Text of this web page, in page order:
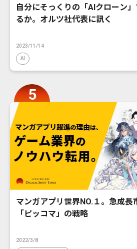
自分にそっくりの「AIクローン
るか。オルツ社代表に訊く
2023/11/14
AI
マンガアプリ世界NO.１。急成長
「ピッコマ」の戦略
2022/3/8